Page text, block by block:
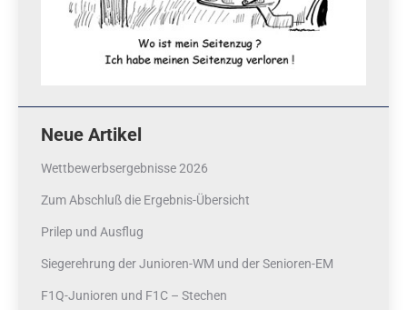
Neue Artikel
Wettbewerbsergebnisse 2026
Zum Abschluß die Ergebnis-Übersicht
Prilep und Ausflug
Siegerehrung der Junioren-WM und der Senioren-EM
F1Q-Junioren und F1C – Stechen